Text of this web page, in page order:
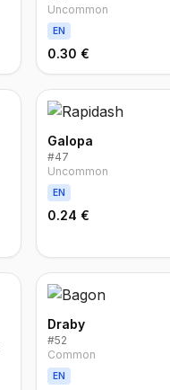
Uncommon
EN
0.30 €
Galopa
#47
Uncommon
EN
0.24 €
Draby
#52
Common
EN